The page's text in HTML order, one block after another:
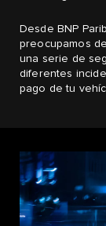
Desde BNP
preocupamos
una serie de
diferentes
pago de tu